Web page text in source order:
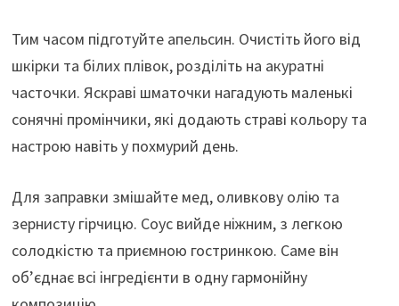
Тим часом підготуйте апельсин. Очистіть його від
шкірки та білих плівок, розділіть на акуратні
часточки. Яскраві шматочки нагадують маленькі
сонячні промінчики, які додають страві кольору та
настрою навіть у похмурий день.
Для заправки змішайте мед, оливкову олію та
зернисту гірчицю. Соус вийде ніжним, з легкою
солодкістю та приємною гостринкою. Саме він
об’єднає всі інгредієнти в одну гармонійну